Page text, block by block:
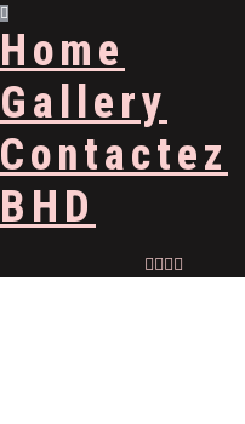
Home
Gallery
Contactez
BHD